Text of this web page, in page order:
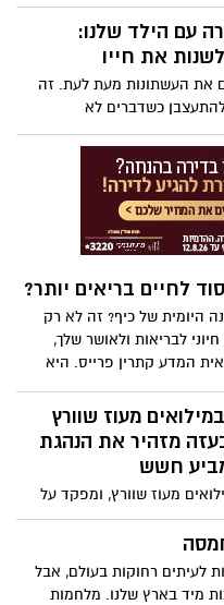
עם הילד שלנו:
את חייו
את העשתונות מעת לעת. זה
כשדברים לא
זאת, כאשר מוקד הזעם שלך
ההשלכות יכולות להיות
הקלינית והלוחשת
בקי קנדי ​​מציעה עצות מעשיות
לנהל את האשמה והבושה של
כך גדולים שלהם, וגם מדגמנת
לחיים בריאים יותר?
היומית של כיף? זה לא רק
לבריאות ולאושר שלך,
המדע קתרין פרייס. היא
וחולקת דרכים קלות ומגוונות
שובבות, זרימה וחיבור בחיי
מעוז שוורץ
מזהיר את הנהגת
חשש
מעוז שוורץ, ומפקד על
בימים אלו, כתב פוסט בפייסבוק
המדינה ומביע חשש
עד כמה אכזרי היה ה
לעיתים רחוקות בעולם, אבל
מיד בארץ שלנו. מלחמות